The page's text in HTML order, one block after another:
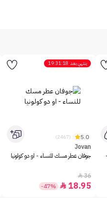
ينتهي بعد 19:31:18
5.0
(2467)
Jovan
جوفان عطر مسك للنساء - او دو كولونيا
36

18.95

-47%